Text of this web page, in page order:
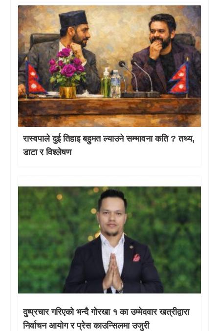
रास्वपाले दुई तिहाइ बहुमत ल्याउने सम्भावना कति ? तथ्य,
डाटा र विश्लेषण
दुष्प्रचार गरिएको भन्दै गोरखा १ का उम्मेदवार खत्रीद्वारा
निर्वाचन आयोग र प्रेस काउन्सिलमा उजुरी